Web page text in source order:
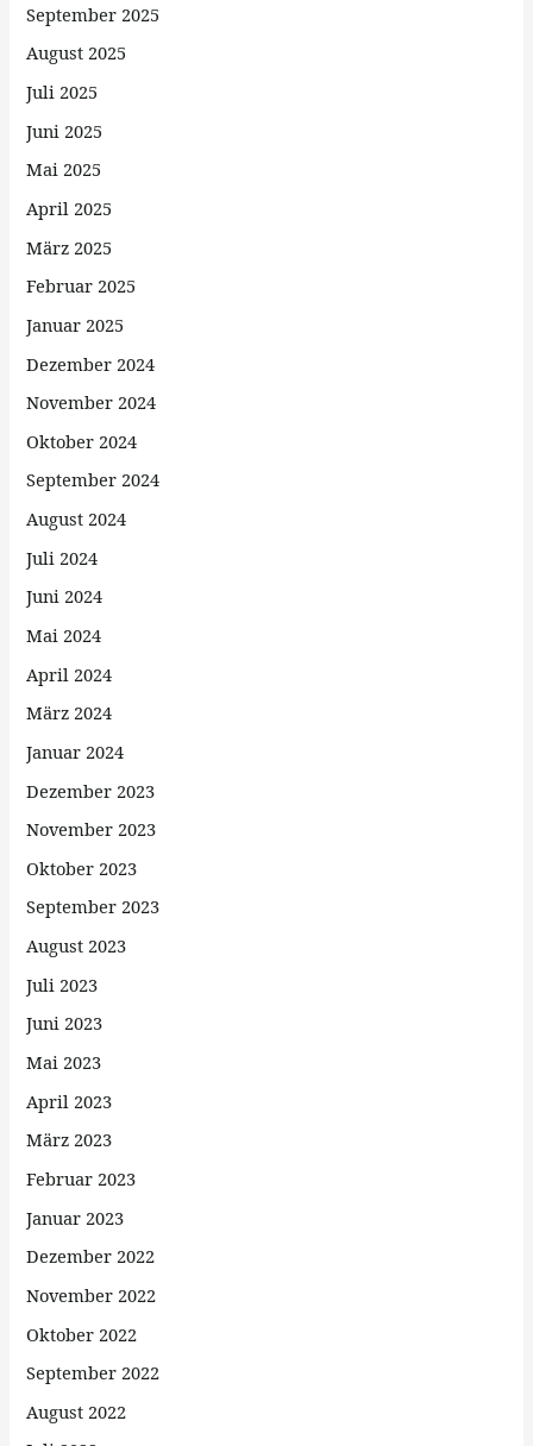
September 2025
August 2025
Juli 2025
Juni 2025
Mai 2025
April 2025
März 2025
Februar 2025
Januar 2025
Dezember 2024
November 2024
Oktober 2024
September 2024
August 2024
Juli 2024
Juni 2024
Mai 2024
April 2024
März 2024
Januar 2024
Dezember 2023
November 2023
Oktober 2023
September 2023
August 2023
Juli 2023
Juni 2023
Mai 2023
April 2023
März 2023
Februar 2023
Januar 2023
Dezember 2022
November 2022
Oktober 2022
September 2022
August 2022